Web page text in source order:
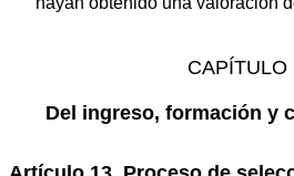
CAPÍTULO
Del ingreso, formación y